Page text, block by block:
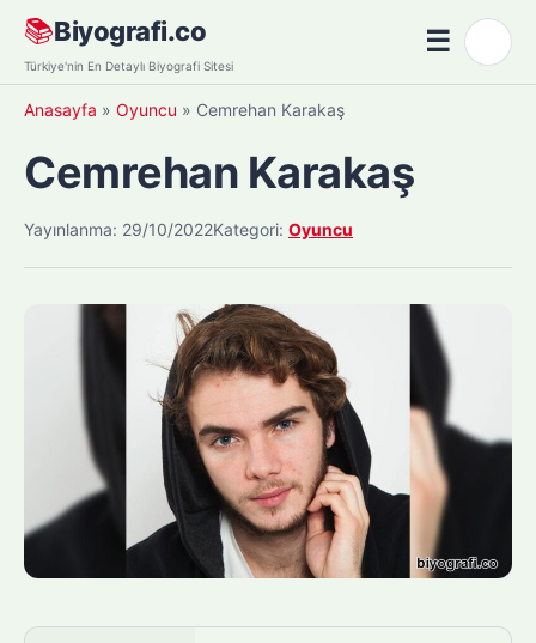
Skip
content
📚Biyografi.co
Türkiye'nin En Detaylı Biyografi Sitesi
☰Menü
Anasayfa » Oyuncu » Cemrehan Karakaş
Cemrehan Karakaş
Yayınlanma: 29/10/2022Kategori: Oyuncu